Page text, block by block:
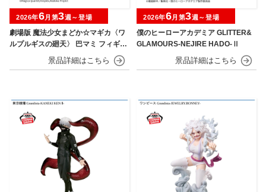
劇場版 魔法少女まどか☆マギカ〈ワ
ルプルギスの廻天〉 巴マミ フィギュ
2026年6月第3週～登場
僕のヒーローアカデミア GLITTER&
GLAMOURS-NEJIRE HADO-Ⅱ
2026年6月第3週～登場